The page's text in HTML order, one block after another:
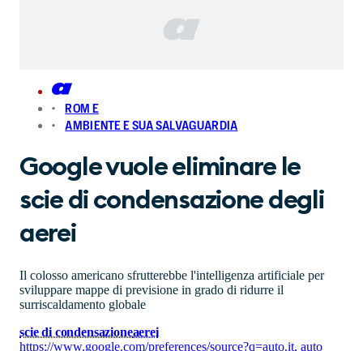
ROM E
AMBIENTE E SUA SALVAGUARDIA
Google vuole eliminare le
scie di condensazione degli
aerei
Il colosso americano sfrutterebbe l'intelligenza artificiale per
sviluppare mappe di previsione in grado di ridurre il
surriscaldamento globale
scie di condensazioneaerei
https://www.google.com/preferences/source?q=auto.it, auto